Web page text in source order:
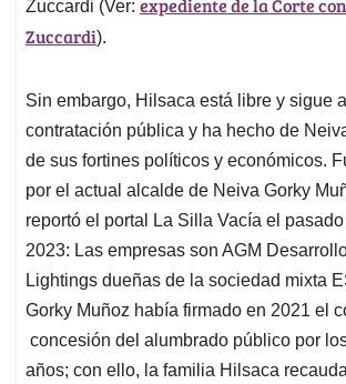
Zuccardi (Ver: expediente de la Corte
Zuccardi).
Sin embargo, Hilsaca está libre y sigue
contratación pública y ha hecho de
de sus fortines políticos y económicos.
por el actual alcalde de Neiva Gorky
reportó el portal La Silla Vacía el
2023: Las empresas son AGM
Lightings dueñas de la sociedad mixta
Gorky Muñoz había firmado en 2021 el
concesión del alumbrado público por
años; con ello, la familia Hilsaca